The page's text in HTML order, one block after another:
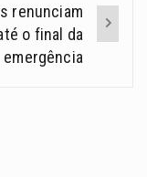
renunciam
o final da
emergência